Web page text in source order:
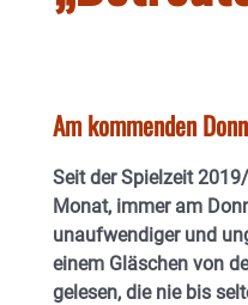
Am kommenden
Seit der Spielzeit
Monat, immer am
unaufwendiger und
einem Gläschen von
gelesen, die nie bis